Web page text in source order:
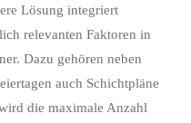
Lösung integriert
relevanten Faktoren in
Dazu gehören neben
auch Schichtpläne
die maximale Anzahl